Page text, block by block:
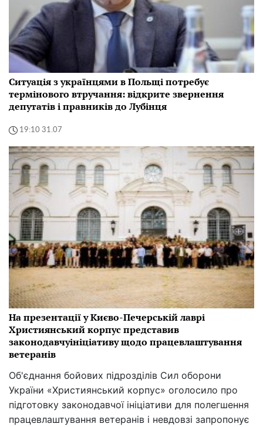
Ситуація з українцями в Польщі потребує
термінового втручання: відкрите звернення
депутатів і правників до Лубінця
19:10 31.07
На презентації у Києво-Печерській лаврі
Християнський корпус представив
законодавчуініціативу щодо працевлаштування
ветеранів
Об'єднання бойових підрозділів Сил оборони
України «Християнський корпус» оголосило про
підготовку законодавчої ініціативи для полегшення
працевлаштування ветеранів і невдовзі запропонує